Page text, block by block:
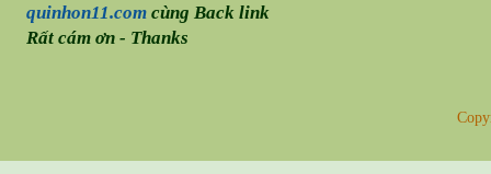
quinhon11.comcùng Back link
Rất cám ơn - Thanks